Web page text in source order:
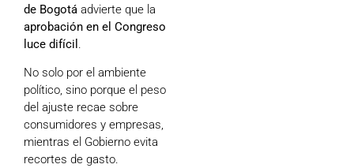
de Bogotá advierte que la
aprobación en el Congreso
luce difícil .
No solo por el ambiente
político, sino porque el peso
del ajuste recae sobre
consumidores y empresas,
mientras el Gobierno evita
recortes de gasto.